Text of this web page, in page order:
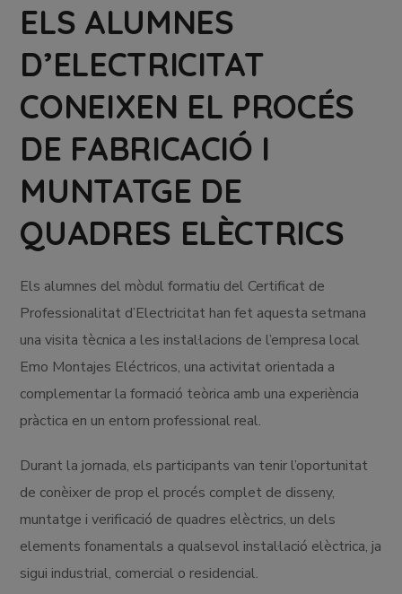
ELS ALUMNES
D’ELECTRICITAT
CONEIXEN EL PROCÉS
DE FABRICACIÓ I
MUNTATGE DE
QUADRES ELÈCTRICS
Els alumnes del mòdul formatiu del Certificat de
Professionalitat d’Electricitat han fet aquesta setmana
una visita tècnica a les instal·lacions de l’empresa local
Emo Montajes Eléctricos, una activitat orientada a
complementar la formació teòrica amb una experiència
pràctica en un entorn professional real.
Durant la jornada, els participants van tenir l’oportunitat
de conèixer de prop el procés complet de disseny,
muntatge i verificació de quadres elèctrics, un dels
elements fonamentals a qualsevol instal·lació elèctrica, ja
sigui industrial, comercial o residencial.